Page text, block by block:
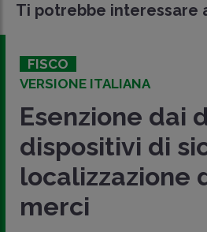
Ti potrebbe interessare
FISCO
VERSIONE ITALIANA
Esenzione dai
dispositivi di
localizzazione
merci